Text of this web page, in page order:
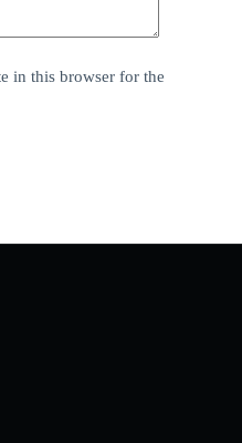
in this browser for the